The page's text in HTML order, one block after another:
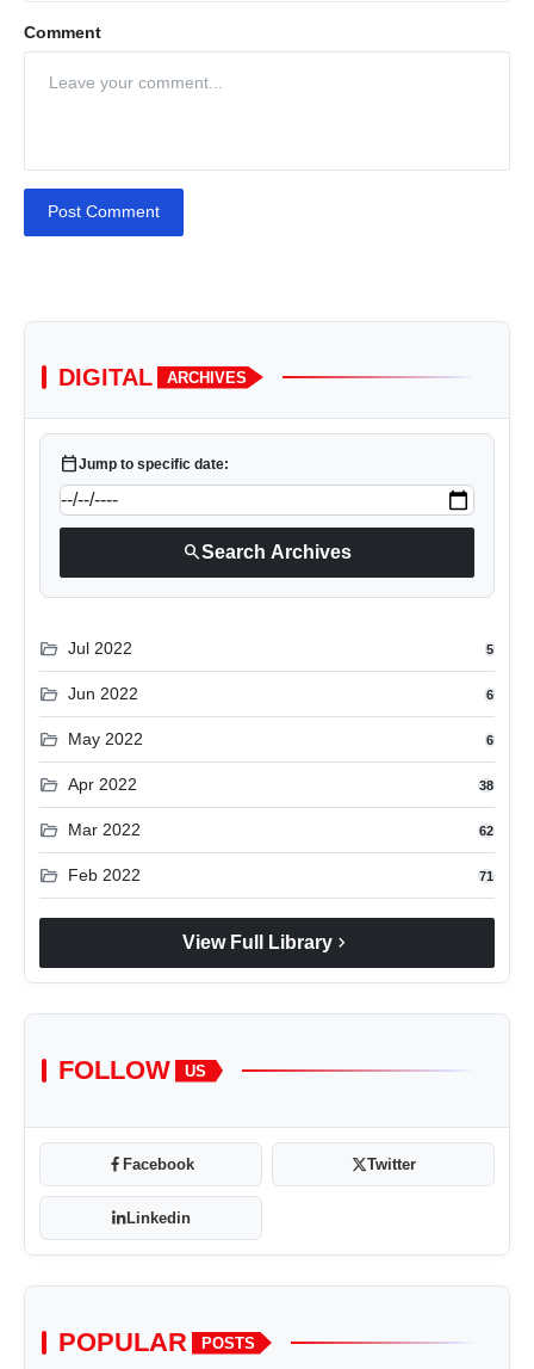
Comment
Post Comment
DIGITAL ARCHIVES
calendar_todayJump to specific date:
searchSearch Archives
folder_open Jul 2022 5
folder_open Jun 2022 6
folder_open May 2022 6
folder_open Apr 2022 38
folder_open Mar 2022 62
folder_open Feb 2022 71
View Full Library chevron_right
FOLLOW US
Facebook Twitter
Linkedin
POPULAR POSTS